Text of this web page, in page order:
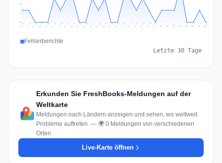
1
2
Jul 10 Jul 11 Jul 12 Jul 13 Jul 14 Jul 15 Jul 16 Jul 17 Jul 18 Jul 19 Jul 20 Jul 21 Jul 22 Jul 23 Jul 24 Jul 25 Jul 26 Jul 27 Jul 28 Jul 29 Jul 30 Jul 31 Aug 1 Aug 2 Aug 3 Aug 4 Aug 5 Aug 6 Aug 7 Aug 8
Fehlerberichte
Letzte 30 Tage
Erkunden Sie FreshBooks-Meldungen auf der
Weltkarte
Meldungen nach Ländern anzeigen und sehen, wo weltweit
Probleme auftreten. — 🌍 0 Meldungen von verschiedenen
Orten
Live-Karte öffnen